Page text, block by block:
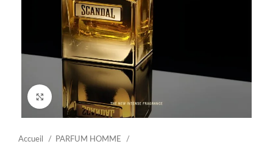
Click to enlarge
Accueil
PARFUM HOMME